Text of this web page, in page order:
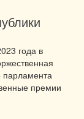
года в
парламента
премии